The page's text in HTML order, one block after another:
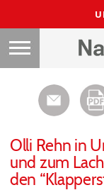
Olli Rehn in
und zum
den